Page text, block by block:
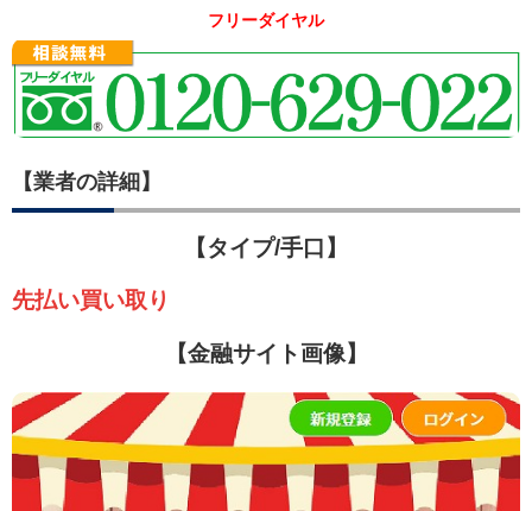
フリーダイヤル
【業者の詳細】
【タイプ/手口】
先払い買い取り
【金融サイト画像】